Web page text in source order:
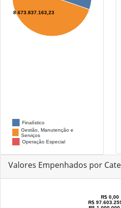
R$ 8.673.837.163,23
Finalístico
Gestão, Manutenção e
Serviços
Operação Especial
Valores Empenhados por
R$
R$ 0,00